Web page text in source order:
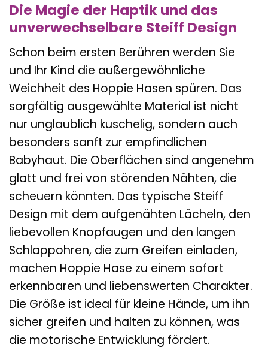
Die Magie der Haptik und das
unverwechselbare Steiff Design
Schon beim ersten Berühren werden Sie
und Ihr Kind die außergewöhnliche
Weichheit des Hoppie Hasen spüren. Das
sorgfältig ausgewählte Material ist nicht
nur unglaublich kuschelig, sondern auch
besonders sanft zur empfindlichen
Babyhaut. Die Oberflächen sind angenehm
glatt und frei von störenden Nähten, die
scheuern könnten. Das typische Steiff
Design mit dem aufgenähten Lächeln, den
liebevollen Knopfaugen und den langen
Schlappohren, die zum Greifen einladen,
machen Hoppie Hase zu einem sofort
erkennbaren und liebenswerten Charakter.
Die Größe ist ideal für kleine Hände, um ihn
sicher greifen und halten zu können, was
die motorische Entwicklung fördert.